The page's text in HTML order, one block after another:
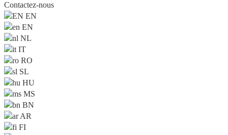
Contactez-nous
EN
EN
NL
IT
RO
SL
HU
MS
BN
AR
FI